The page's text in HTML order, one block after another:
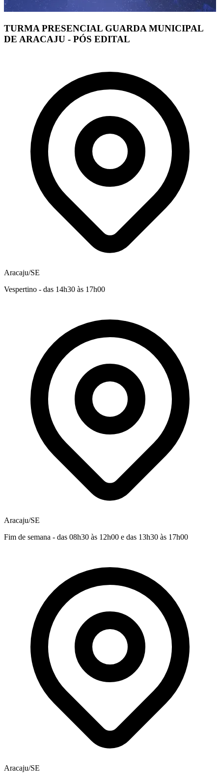
TURMA PRESENCIAL GUARDA MUNICIPAL
DE ARACAJU - PÓS EDITAL
Aracaju/SE
Vespertino - das 14h30 às 17h00
Aracaju/SE
Fim de semana - das 08h30 às 12h00 e das 13h30 às 17h00
Aracaju/SE